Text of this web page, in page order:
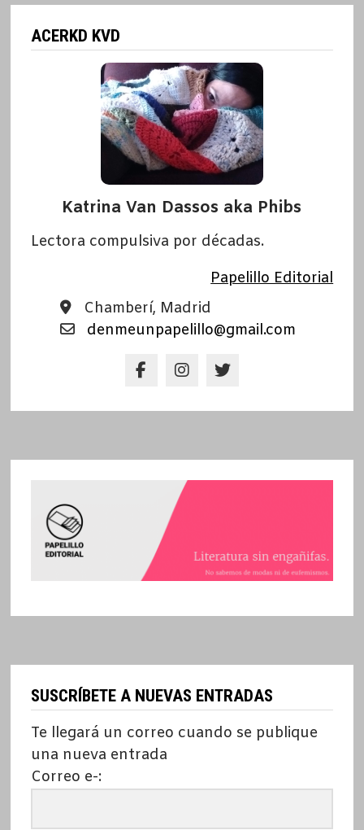
ACERKD KVD
Katrina Van Dassos aka Phibs
Lectora compulsiva por décadas.
Papelillo Editorial
Chamberí, Madrid
denmeunpapelillo@gmail.com
SUSCRÍBETE A NUEVAS ENTRADAS
Te llegará un correo cuando se publique
una nueva entrada
Correo e-: